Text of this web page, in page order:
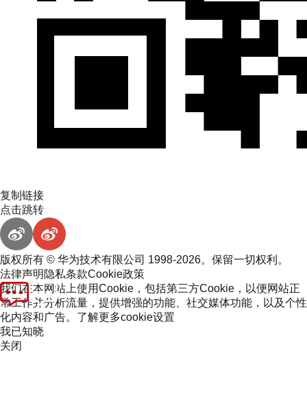
复制链接
点击跳转
版权所有 © 华为技术有限公司 1998-2026。保留一切权利。
法律声明 隐私条款Cookie政策
我们在本网站上使用Cookie，包括第三方Cookie，以便网站正
常工作并分析流量，提供增强的功能、社交媒体功能，以及个性
化内容和广告。 了解更多cookie设置
我已知晓
关闭